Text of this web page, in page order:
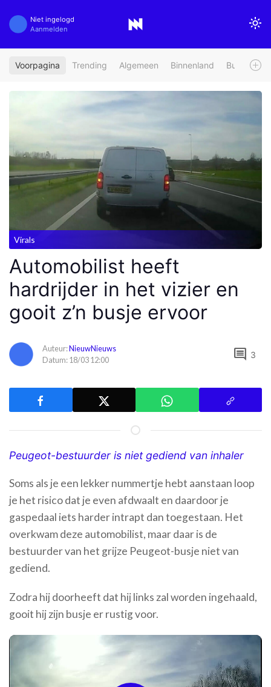
Niet ingelogd
Aanmelden
Voorpagina Trending Algemeen Binnenland Buitenland
Virals
Automobilist heeft
hardrijder in het vizier en
gooit z’n busje ervoor
Auteur:NieuwNieuws
Datum: 18/03 12:00
comment 3
Peugeot-bestuurder is niet gediend van inhaler
Soms als je een lekker nummertje hebt aanstaan loop
je het risico dat je even afdwaalt en daardoor je
gaspedaal iets harder intrapt dan toegestaan. Het
overkwam deze automobilist, maar daar is de
bestuurder van het grijze Peugeot-busje niet van
gediend.
Zodra hij doorheeft dat hij links zal worden ingehaald,
gooit hij zijn busje er rustig voor.